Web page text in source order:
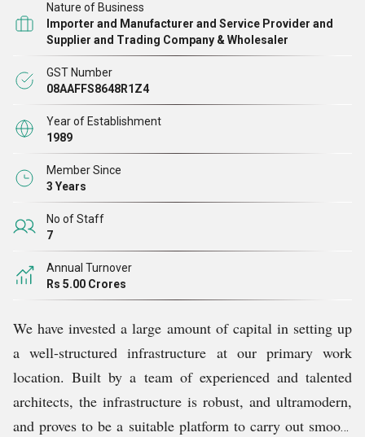
हम अधिकतम ग्राहक संतुष्टि प्रदान करने के लिए प्रतिस्पर्धी कीमतों पर
उत्पादों की एक विस्तृत विविधता लाते हैं। इसके अलावा, हम अपनी सभी
व्यावसायिक गतिविधियों को कारगर बनाने का भी प्रयास करते हैं, सभी ऑर्डर
को उनके वांछित गंतव्यों तक समय पर पहुंचाते हैं। इसके अलावा, हमारी
लगातार कड़ी मेहनत और मजबूत प्रतिबद्धता के कारण, हम सुरक्षित लेनदेन
और शीघ्र बिक्री के बाद सेवाओं का वादा करने में भी सक्षम हैं।
Nature of Business
Importer and Manufacturer and Service Provider and
Supplier and Trading Company & Wholesaler
GST Number
08AAFFS8648R1Z4
Year of Establishment
1989
Member Since
3 Years
No of Staff
7
Annual Turnover
Rs 5.00 Crores
We have invested a large amount of capital in setting up
a well-structured infrastructure at our primary work
location. Built by a team of experienced and talented
architects, the infrastructure is robust, and ultramodern,
and proves to be a suitable platform to carry out smooth